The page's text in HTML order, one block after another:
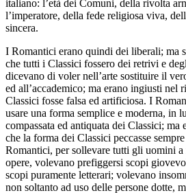
italiano: l’età dei Comuni, della rivolta
l’imperatore, della fede religiosa viva,
sincera.
I Romantici erano quindi dei liberali; ma
che tutti i Classici fossero dei retrivi e
dicevano di voler nell’arte sostituire il
ed all’accademico; ma erano ingiusti nel
Classici fosse falsa ed artificiosa. I
usare una forma semplice e moderna, in
compassata ed antiquata dei Classici; ma
che la forma dei Classici peccasse
Romantici, per sollevare tutti gli uomini
opere, volevano prefiggersi scopi
scopi puramente letterari; volevano
non soltanto ad uso delle persone dotte,